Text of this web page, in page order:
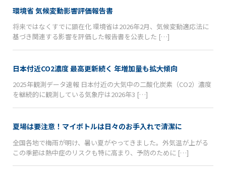
環境省 気候変動影響評価報告書
将来ではなくすでに顕在化 環境省は2026年2月、気候変動適応法に
基づき関連する影響を評価した報告書を公表した […]
日本付近CO2濃度 最高更新続く 年増加量も拡大傾向
2025年観測データ速報 日本付近の大気中の二酸化炭素（CO2）濃度
を継続的に観測している気象庁は2026年3 […]
夏場は要注意！マイボトルは日々のお手入れで清潔に
全国各地で梅雨が明け、暑い夏がやってきました。外気温が上がる
この季節は熱中症のリスクも特に高まり、予防のために […]